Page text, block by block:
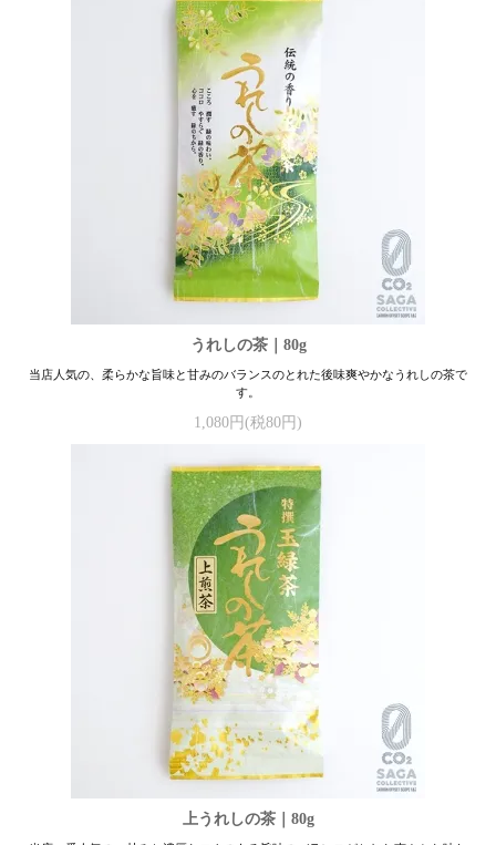
うれしの茶｜80g
当店人気の、柔らかな旨味と甘みのバランスのとれた後味爽やかなうれしの茶で
す。
1,080円(税80円)
上うれしの茶｜80g